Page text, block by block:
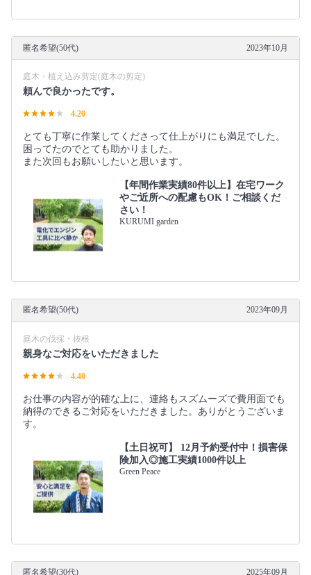
匿名希望(50代) 2023年10月
庭木・植え込み剪定(庭木の剪定)
頼んで良かったです。
4.20
とても丁寧に作業してくださって仕上がりにも満足でした。
困ってたのでとても助かりました。
また次回もお願いしたいと思います。
【年間作業実績80件以上】在宅ワーク
やご近所への配慮もOK！ご相談くだ
さい！
KURUMI garden
匿名希望(50代) 2023年09月
庭木の伐採・抜根
親身なご対応をいただきました
4.40
お仕事の内容が的確な上に、連絡もスズムーズで費用面でも
納得のできるご対応をいただきました。ありがとうございま
す。
【土日祝可】 12月予約受付中！損害保
険加入◎施工実績1000件以上
Green Peace
匿名希望(30代) 2025年09月